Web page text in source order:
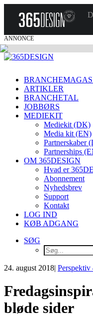
ANNONCE
ARTIKLER
BRANCHETAL
JOBBØRS
MEDIEKIT
Mediekit (DK)
Media kit (EN)
Partnerskaber
Partnerships
OM 365DESIGN
Hvad er
Abonnement
Nyhedsbrev
Support
Kontakt
LOG IND
KØB ADGANG
SØG
24. august 2018|
bløde sider